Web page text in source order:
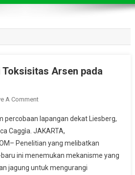
Arsen pada
A CommentOn
Kurangi
Toksisitas
Arsen
Pada
Tanah
percobaan lapangan dekat Liesberg,
Caggìa. JAKARTA,
Penelitian yang melibatkan
ini menemukan mekanisme yang
jagung untuk mengurangi